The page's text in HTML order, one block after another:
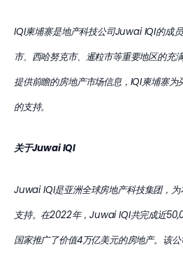
IQI柬埔寨是地产科技公司Juwai IQI的成
市、西哈努克市、暹粒市等重要地区的充
提供前瞻的房地产市场信息，IQI柬埔寨为
的支持。
关于Juwai IQI
Juwai IQI是亚洲全球房地产科技集团，
支持。在2022年，Juwai IQI共完成近
国家推广了价值4万亿美元的房地产。该